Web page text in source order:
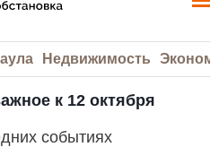
Недвижимость
к 12 октября
событиях